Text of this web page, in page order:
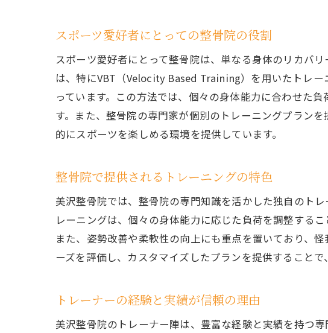
スポーツ愛好者にとっての整骨院の役割
スポーツ愛好者にとって整骨院は、単なる身体のリカバ
は、特にVBT（Velocity Based Training）を用いたトレ
っています。この方法では、個々の身体能力に合わせた
す。また、整骨院の専門家が個別のトレーニングプラン
的にスポーツを楽しめる環境を提供しています。
整骨院で提供されるトレーニングの特色
美沢整骨院では、整骨院の専門知識を活かした独自のト
レーニングは、個々の身体能力に応じた負荷を調整する
また、姿勢改善や柔軟性の向上にも重点を置いており、
ーズを評価し、カスタマイズしたプランを提供すること
トレーナーの経験と実績が信頼の理由
美沢整骨院のトレーナー陣は、豊富な経験と実績を持つ